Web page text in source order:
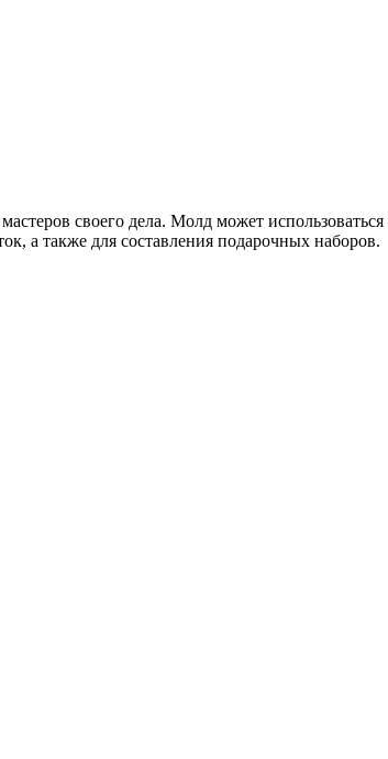
своего дела. Молд может использоваться
а также для составления подарочных наборов.